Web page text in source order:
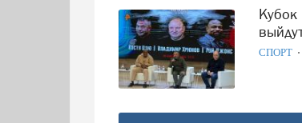
Кубок Губернатора по боксу стартует в Вологде: на ринг
СПОРТ